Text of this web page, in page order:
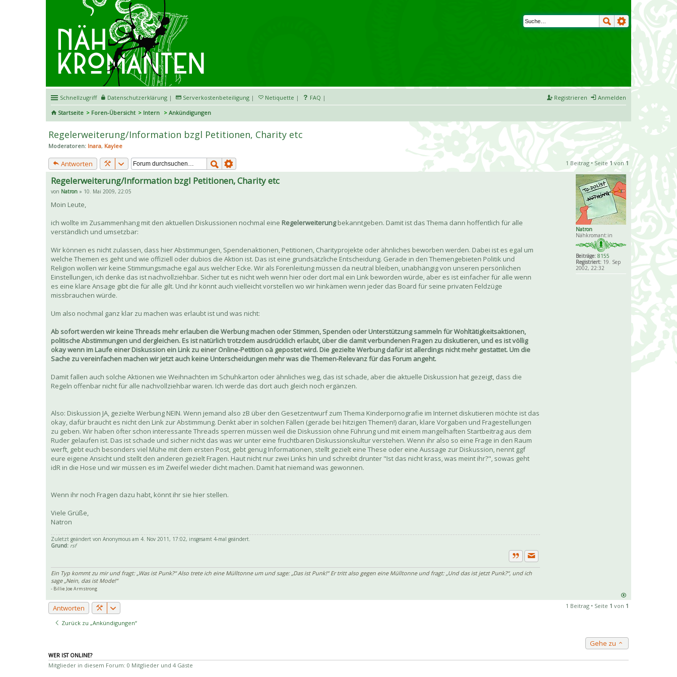
Schnellzugriff Datenschutzerklärung | Serverkostenbeteiligung | Netiquette | FAQ | Anmelden
Registrieren
Startseite
Foren-Übersicht Intern Ankündigungen
Regelerweiterung/Information bzgl Petitionen, Charity etc
Moderatoren: Inara, Kaylee
Antworten 1 Beitrag • Seite 1 von 1
Natron
Nähkromant:in
Beiträge: 8155
Registriert: 19. Sep
2002, 22:32
Regelerweiterung/Information bzgl Petitionen, Charity etc
von Natron » 10. Mai 2009, 22:05
Moin Leute,
ich wollte im Zusammenhang mit den aktuellen Diskussionen nochmal eine Regelerweiterungbekanntgeben. Damit ist das Thema dann hoffentlich für alle
verständlich und umsetzbar:
Wir können es nicht zulassen, dass hier Abstimmungen, Spendenaktionen, Petitionen, Charityprojekte oder ähnliches beworben werden. Dabei ist es egal um
welche Themen es geht und wie offiziell oder dubios die Aktion ist. Das ist eine grundsätzliche Entscheidung. Gerade in den Themengebieten Politik und
Religion wollen wir keine Stimmungsmache egal aus welcher Ecke. Wir als Forenleitung müssen da neutral bleiben, unabhängig von unseren persönlichen
Einstellungen, ich denke das ist nachvollziehbar. Sicher tut es nicht weh wenn hier oder dort mal ein Link beworden würde, aber es ist einfacher für alle wenn
es eine klare Ansage gibt die für alle gilt. Und ihr könnt auch vielleicht vorstellen wo wir hinkämen wenn jeder das Board für seine privaten Feldzüge
missbrauchen würde.
Um also nochmal ganz klar zu machen was erlaubt ist und was nicht:
Ab sofort werden wir keine Threads mehr erlauben die Werbung machen oder Stimmen, Spenden oder Unterstützung sammeln für Wohltätigkeitsaktionen,
politische Abstimmungen und dergleichen. Es ist natürlich trotzdem ausdrücklich erlaubt, über die damit verbundenen Fragen zu diskutieren, und es ist völlig
okay wenn im Laufe einer Diskussion ein Link zu einer Online-Petition oä gepostet wird. Die gezielte Werbung dafür ist allerdings nicht mehr gestattet. Um die
Sache zu vereinfachen machen wir jetzt auch keine Unterscheidungen mehr was die Themen-Relevanz für das Forum angeht.
Damit fallen auch solche Aktionen wie Weihnachten im Schuhkarton oder ähnliches weg, das ist schade, aber die aktuelle Diskussion hat gezeigt, dass die
Regeln offenbar nicht für alle nachvollziehbar waren. Ich werde das dort auch gleich noch ergänzen.
Also: Diskussion JA, gezielte Werbung NEIN. Wenn jemand also zB über den Gesetzentwurf zum Thema Kinderpornografie im Internet diskutieren möchte ist das
okay, dafür braucht es nicht den Link zur Abstimmung. Denkt aber in solchen Fällen (gerade bei hitzigen Themen!) daran, klare Vorgaben und Fragestellungen
zu geben. Wir haben öfter schon interessante Threads sperren müssen weil die Diskussion ohne Führung und mit einem mangelhaften Startbeitrag aus dem
Ruder gelaufen ist. Das ist schade und sicher nicht das was wir unter eine fruchtbaren Diskussionskultur verstehen. Wenn ihr also so eine Frage in den Raum
werft, gebt euch besonders viel Mühe mit dem ersten Post, gebt genug Informationen, stellt gezielt eine These oder eine Aussage zur Diskussion, nennt ggf
eure eigene Ansicht und stellt den anderen gezielt Fragen. Haut nicht nur zwei Links hin und schreibt drunter "Ist das nicht krass, was meint ihr?", sowas geht
idR in die Hose und wir müssen es im Zweifel wieder dicht machen. Damit hat niemand was gewonnen.
Wenn ihr noch Fragen dazu habt, könnt ihr sie hier stellen.
Viele Grüße,
Natron
Zuletzt geändert von Anonymous am 4. Nov 2011, 17:02, insgesamt 4-mal geändert.
Grund: rsf
ZitatPrivate Nachricht senden
Ein Typ kommt zu mir und fragt: „Was ist Punk?“ Also trete ich eine Mülltonne um und sage: „Das ist Punk!“ Er tritt also gegen eine Mülltonne und fragt: „Und das ist jetzt Punk?“, und ich
sage „Nein, das ist Mode!“
- Billie Joe Armstrong
Antworten 1 Beitrag • Seite 1 von 1
Zurück zu „Ankündigungen“
Gehe zu
WER IST ONLINE?
Mitglieder in diesem Forum: 0 Mitglieder und 4 Gäste